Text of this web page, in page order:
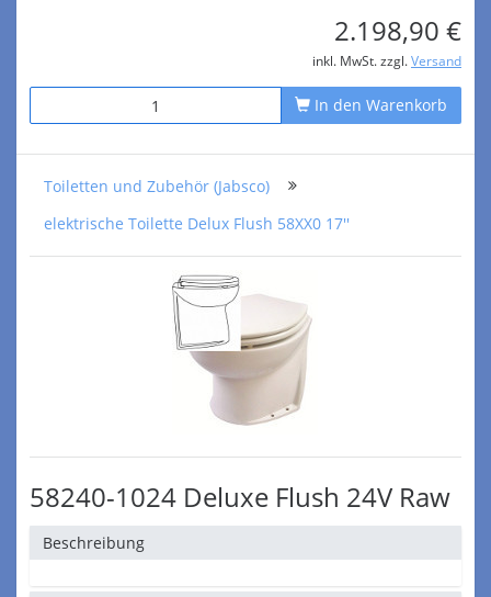
2.198,90 €
inkl. MwSt. zzgl. Versand
In den Warenkorb
Toiletten und Zubehör (Jabsco)
elektrische Toilette Delux Flush 58XX0 17''
58240-1024 Deluxe Flush 24V Raw
Beschreibung